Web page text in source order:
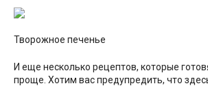
Творожное печенье
И еще несколько рецептов, которые
проще. Хотим вас предупредить, что